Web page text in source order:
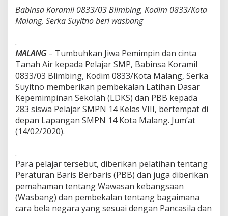
t
a
N
I
,
B
a
b
i
n
s
a
a
m
l
0
8
Babinsa Koramil 0833/03 Blimbing, Kodim 0833/Kota
Malang, Serka Suyitno beri wasbang
.
MALANG– Tumbuhkan Jiwa Pemimpin dan cinta
Tanah Air kepada Pelajar SMP, Babinsa Koramil
0833/03 Blimbing, Kodim 0833/Kota Malang, Serka
Suyitno memberikan pembekalan Latihan Dasar
Kepemimpinan Sekolah (LDKS) dan PBB kepada
283 siswa Pelajar SMPN 14 Kelas VIII, bertempat di
depan Lapangan SMPN 14 Kota Malang. Jum’at
(14/02/2020).
.
Para pelajar tersebut, diberikan pelatihan tentang
Peraturan Baris Berbaris (PBB) dan juga diberikan
pemahaman tentang Wawasan kebangsaan
(Wasbang) dan pembekalan tentang bagaimana
cara bela negara yang sesuai dengan Pancasila dan